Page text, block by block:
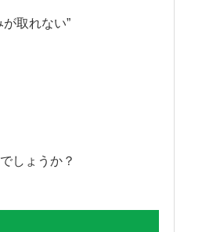
取れない”
しょうか？